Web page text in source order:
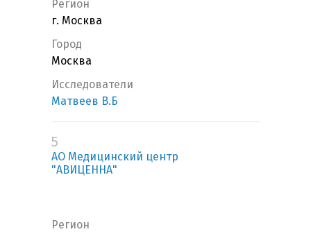
Регион
г. Москва
Город
Москва
Исследователи
Матвеев В.Б
5
АО Медицинский центр
"АВИЦЕННА"
Регион